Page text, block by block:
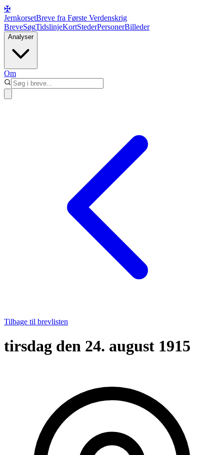
✠
JernkorsetBreve fra Første Verdenskrig
BreveSøgTidslinjeKortStederPersonerBilleder
Analyser
Om
Tilbage til brevlisten
tirsdag den 24. august 1915